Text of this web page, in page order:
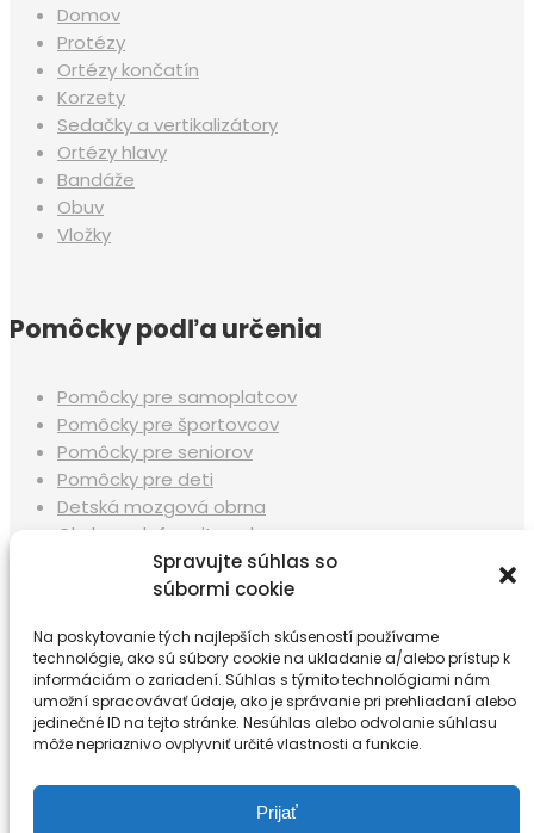
Spravujte súhlas so
súbormi cookie
Na poskytovanie tých najlepších skúseností používame
technológie, ako sú súbory cookie na ukladanie a/alebo prístup k
informáciám o zariadení. Súhlas s týmito technológiami nám
umožní spracovávať údaje, ako je správanie pri prehliadaní alebo
jedinečné ID na tejto stránke. Nesúhlas alebo odvolanie súhlasu
môže nepriaznivo ovplyvniť určité vlastnosti a funkcie.
Prijať
Domov
Protézy
Ortézy končatín
Korzety
Sedačky a vertikalizátory
Ortézy hlavy
Bandáže
Obuv
Vložky
Pomôcky podľa určenia
Pomôcky pre samoplatcov
Pomôcky pre športovcov
Pomôcky pre seniorov
Pomôcky pre deti
Detská mozgová obrna
Chyby a deformity nohy
Skolióza, zlé držanie tela
Ďalšie informácie
Neoprot
Ochrana osobných údajov